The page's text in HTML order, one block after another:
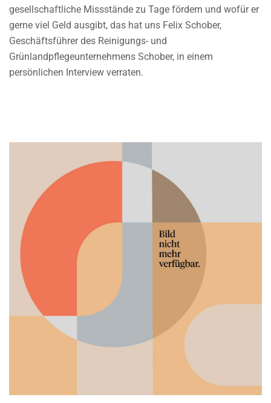
gesellschaftliche Missstände zu Tage fördern und wofür er
gerne viel Geld ausgibt, das hat uns Felix Schober,
Geschäftsführer des Reinigungs- und
Grünlandpflegeunternehmens Schober, in einem
persönlichen Interview verraten.